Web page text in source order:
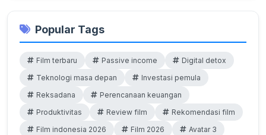
Popular Tags
Film terbaru Passive income
Digital detox
Teknologi masa depan
Investasi pemula
Reksadana
Perencanaan keuangan
Produktivitas
Review film
Rekomendasi film
Film indonesia 2026
Film 2026
Avatar 3